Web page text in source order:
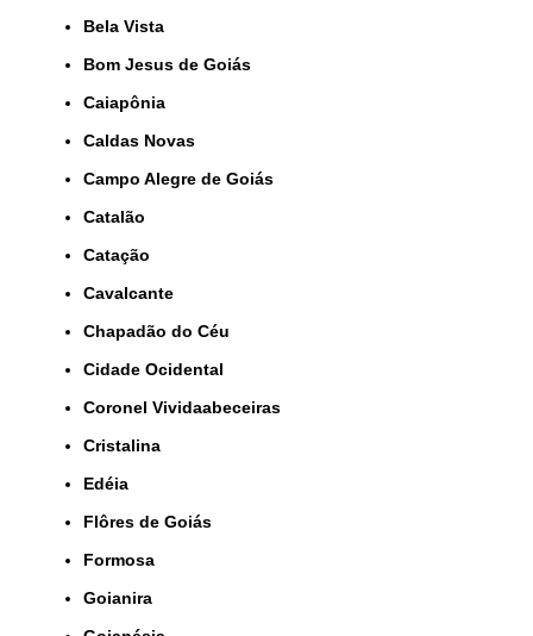
Bela Vista
Bom Jesus de Goiás
Caiapônia
Caldas Novas
Campo Alegre de Goiás
Catalão
Catação
Cavalcante
Chapadão do Céu
Cidade Ocidental
Coronel Vividaabeceiras
Cristalina
Edéia
Flôres de Goiás
Formosa
Goianira